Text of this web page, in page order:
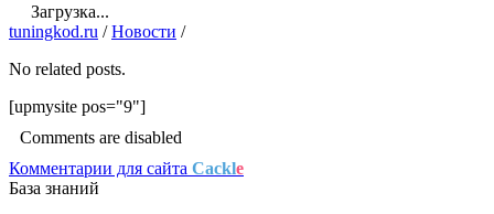
Загрузка...
tuningkod.ru / Новости /
No related posts.
[upmysite pos="9"]
Comments are disabled
Комментарии для сайта Cackle
База знаний